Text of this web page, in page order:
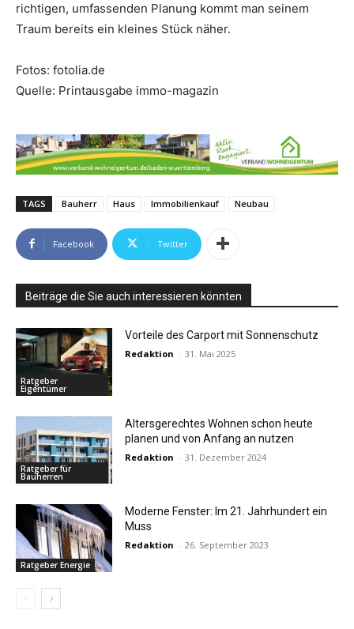
richtigen, umfassenden Planung kommt man seinem
Traum bereits ein kleines Stück näher.
Fotos: fotolia.de
Quelle: Printausgabe immo-magazin
TAGS Bauherr Haus Immobilienkauf Neubau
Facebook Twitter
Beiträge die Sie auch interessieren könnten
Ratgeber
Eigentümer
Vorteile des Carport mit Sonnenschutz
Redaktion - 31. Mai 2025
Ratgeber für
Bauherren
Altersgerechtes Wohnen schon heute
planen und von Anfang an nutzen
Redaktion - 31. Dezember 2024
Ratgeber Energie
Moderne Fenster: Im 21. Jahrhundert ein
Muss
Redaktion - 26. September 2023